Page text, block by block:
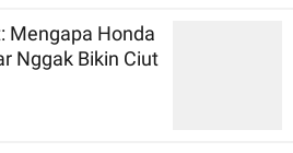
Mengapa Honda
Nggak Bikin Ciut